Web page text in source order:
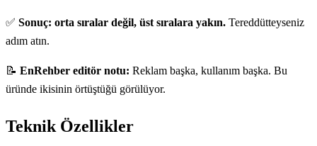
✅ Sonuç: orta sıralar değil, üst sıralara yakın. Tereddütteyseniz
adım atın.
📝 EnRehber editör notu: Reklam başka, kullanım başka. Bu
üründe ikisinin örtüştüğü görülüyor.
Teknik Özellikler